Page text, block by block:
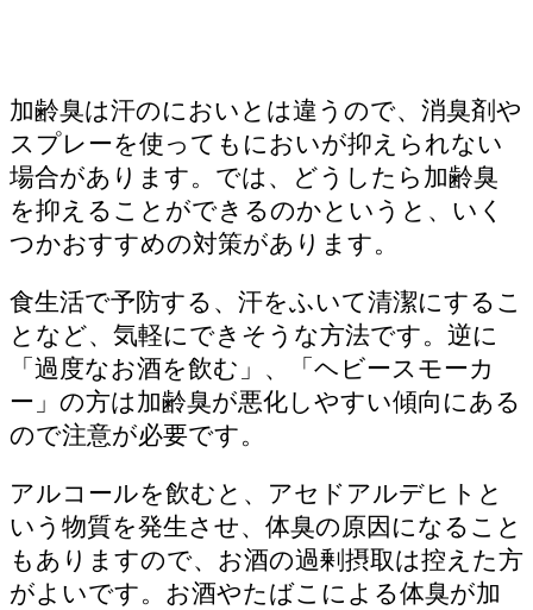
加齢臭は汗のにおいとは違うので、消臭剤や
スプレーを使ってもにおいが抑えられない
場合があります。では、どうしたら加齢臭
を抑えることができるのかというと、いく
つかおすすめの対策があります。
食生活で予防する、汗をふいて清潔にするこ
となど、気軽にできそうな方法です。逆に
「過度なお酒を飲む」、「ヘビースモーカ
ー」の方は加齢臭が悪化しやすい傾向にある
ので注意が必要です。
アルコールを飲むと、アセドアルデヒトと
いう物質を発生させ、体臭の原因になること
もありますので、お酒の過剰摂取は控えた方
がよいです。お酒やたばこによる体臭が加